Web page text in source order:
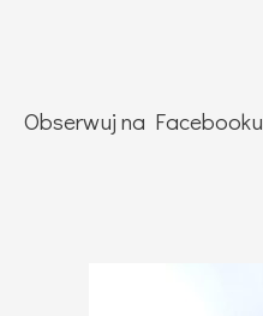
Obserwuj na Facebooku